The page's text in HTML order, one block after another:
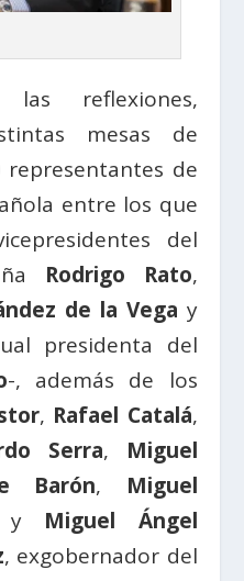
reflexiones,
mesas de
representantes de
entre los que
del
Rodrigo Rato,
de la Vega y
presidenta del
-, además de los
, Rafael Catalá,
Serra, Miguel
Barón, Miguel
y Miguel Ángel
, exgobernador del